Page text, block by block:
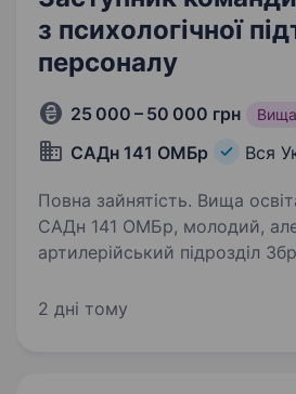
з психологічної
персоналу
25 000 – 50 000 грн
САДн 141 ОМБр Вся
Повна зайнятість. Вища освіта. Привіт!
САДн 141 ОМБр, молодий,
артилерійський підрозділ
найсучаснішими методами,
2 дні тому